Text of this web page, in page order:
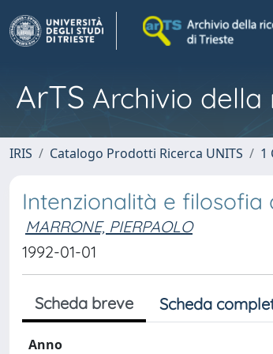
ArTS Archivio della
IRIS Catalogo Prodotti Ricerca UNITS 1
Intenzionalità e filosofia
MARRONE, PIERPAOLO
1992-01-01
Scheda breve Scheda
Anno